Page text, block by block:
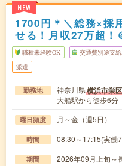
NEW
1700円＊＼総務×採
せる！月収27万超！
職種未経験OK 交通費別途支給
派遣
勤務地 神奈川県横浜市栄区
大船駅から徒歩6分
曜日頻度 月～金（週5日）
時間 08:30～17:15(実
期間 2026年09月上旬～